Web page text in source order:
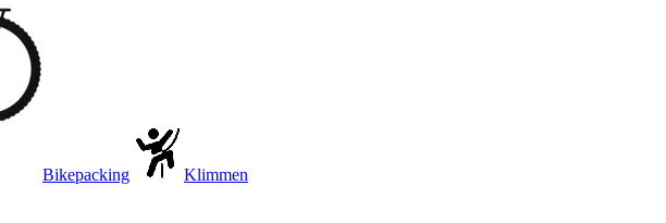
Bikepacking
Klimmen